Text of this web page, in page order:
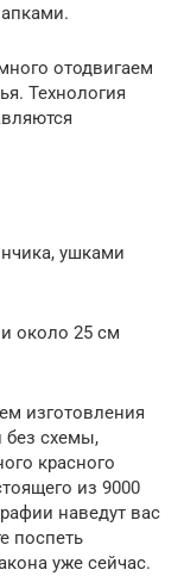
отодвигаем
Технология
ушками
около 25 см
изготовления
без схемы,
красного
из 9000
наведут вас
поспеть
уже сейчас.